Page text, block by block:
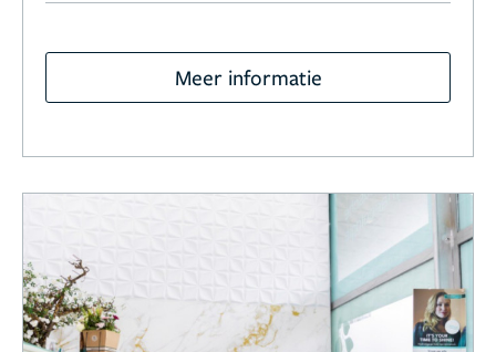
Meer informatie